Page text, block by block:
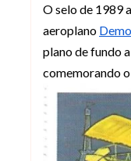
O selo de 1989
aeroplano
plano de fundo
comemorando